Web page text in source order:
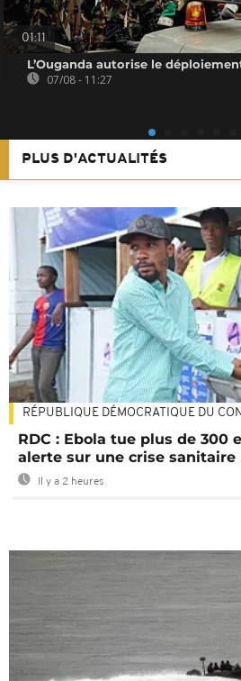
01:11
L’Ouganda autorise le
07/08 - 11:27
PLUS D'ACTUALITÉS
RÉPUBLIQUE DÉMOCRATIQUE DU
RDC : Ebola tue plus de 300
alerte sur une crise sanitaire
Il y a 2 heures